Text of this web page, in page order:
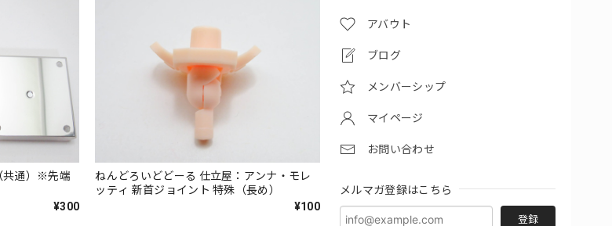
アバウト
ブログ
メンバーシップ
マイページ
お問い合わせ
メルマガ登録はこちら
登録
¥300
ねんどろいどどーる 仕立屋：アンナ・モレ
ッティ 新首ジョイント 特殊（長め）
¥100